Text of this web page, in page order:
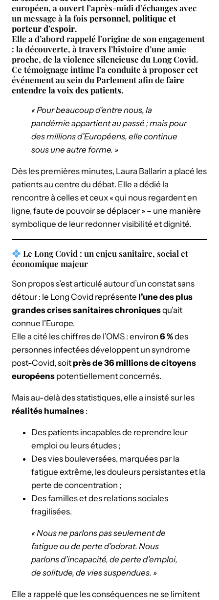
européen, a ouvert l’après-midi d’échanges avec
un message à la fois personnel, politique et
porteur d’espoir.
Elle a d’abord rappelé l’origine de son engagement
: la découverte, à travers l’histoire d’une amie
proche, de la violence silencieuse du Long Covid.
Ce témoignage intime l’a conduite à proposer cet
événement au sein du Parlement afin de faire
entendre la voix des patients.
« Pour beaucoup d’entre nous, la
pandémie appartient au passé ; mais pour
des millions d’Européens, elle continue
sous une autre forme. »
Dès les premières minutes, Laura Ballarin a placé les
patients au centre du débat. Elle a dédié la
rencontre à celles et ceux « qui nous regardent en
ligne, faute de pouvoir se déplacer » – une manière
symbolique de leur redonner visibilité et dignité.
Le Long Covid : un enjeu sanitaire, social et
économique majeur
Son propos s’est articulé autour d’un constat sans
détour : le Long Covid représente l’une des plus
grandes crises sanitaires chroniquesqu’ait
connue l’Europe.
Elle a cité les chiffres de l’OMS : environ 6 %des
personnes infectées développent un syndrome
post-Covid, soit près de 36 millions de citoyens
européens potentiellement concernés.
Mais au-delà des statistiques, elle a insisté sur les
réalités humaines :
Des patients incapables de reprendre leur
emploi ou leurs études ;
Des vies bouleversées, marquées par la
fatigue extrême, les douleurs persistantes et la
perte de concentration ;
Des familles et des relations sociales
fragilisées.
« Nous ne parlons pas seulement de
fatigue ou de perte d’odorat. Nous
parlons d’incapacité, de perte d’emploi,
de solitude, de vies suspendues. »
Elle a rappelé que les conséquences ne se limitent